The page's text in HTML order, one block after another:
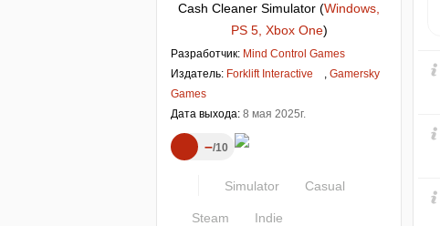
Cash Cleaner Simulator (Windows,
PS 5, Xbox One)
Разработчик: Mind Control Games
Издатель: Forklift Interactive , Gamersky
Games
Дата выхода: 8 мая 2025г.
– 10
Simulator Casual
Steam Indie